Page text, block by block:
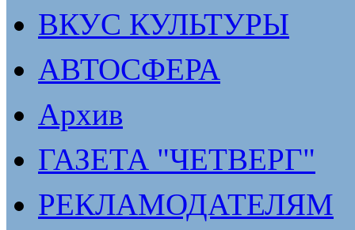
ВКУС КУЛЬТУРЫ
АВТОСФЕРА
Архив
ГАЗЕТА "ЧЕТВЕРГ"
РЕКЛАМОДАТЕЛЯМ